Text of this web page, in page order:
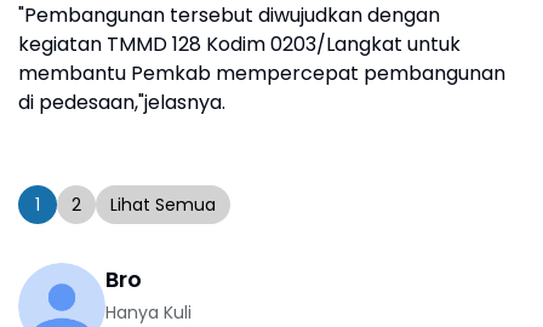
"Pembangunan tersebut diwujudkan dengan
kegiatan TMMD 128 Kodim 0203/Langkat untuk
membantu Pemkab mempercepat pembangunan
di pedesaan,"jelasnya.
1 2 Lihat Semua
Bro
Hanya Kuli